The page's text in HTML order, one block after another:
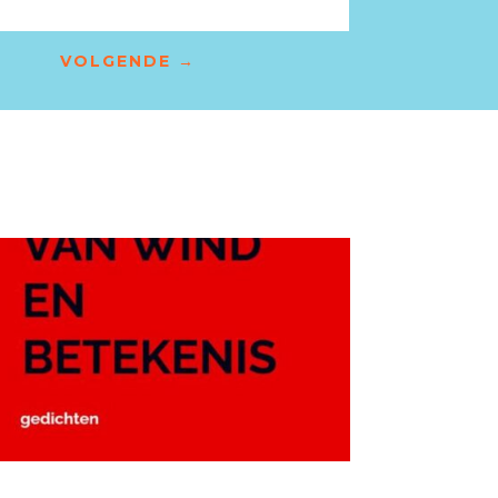
VOLGENDE →